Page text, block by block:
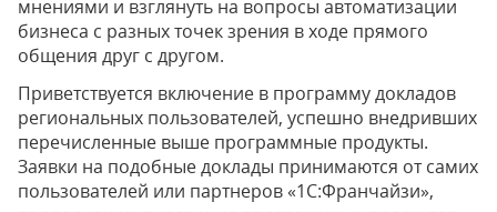
мнениями и взглянуть на вопросы автоматизации
бизнеса с разных точек зрения в ходе прямого
общения друг с другом.
Приветствуется включение в программу докладов
региональных пользователей, успешно внедривших
перечисленные выше программные продукты.
Заявки на подобные доклады принимаются от самих
пользователей или партнеров «1С:Франчайзи»,